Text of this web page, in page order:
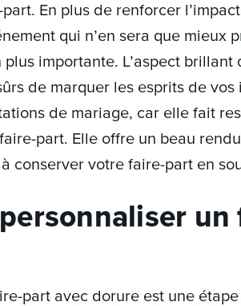
En plus de renforcer
qui n’en sera que mieux
plus importante. L’aspect
de marquer les esprits de
de mariage, car elle fait
part. Elle offre un beau
conserver votre faire-part en
part avec dorure est une